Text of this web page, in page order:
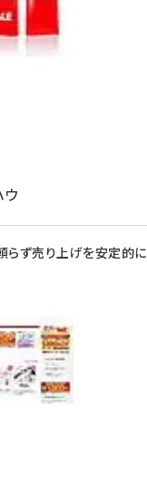
ウ
らず売り上げを安定的に